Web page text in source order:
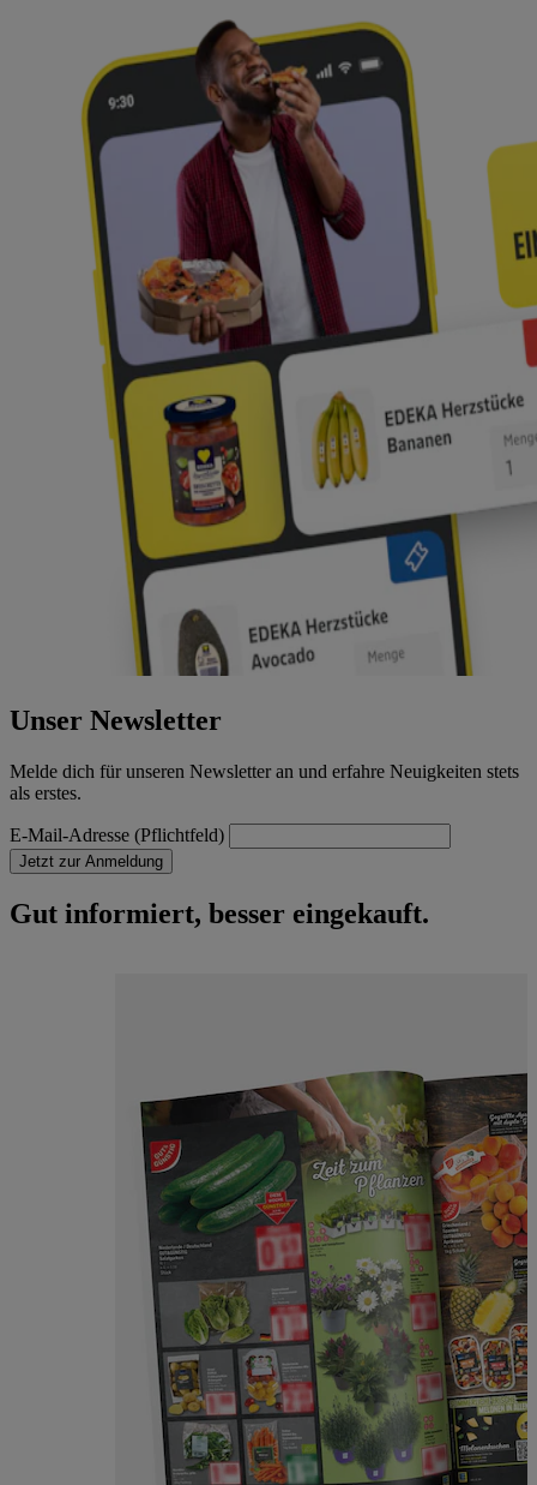
Unser Newsletter
Melde dich für unseren Newsletter an und erfahre Neuigkeiten stets
als erstes.
E-Mail-Adresse (Pflichtfeld)
Jetzt zur Anmeldung
Gut informiert, besser eingekauft.